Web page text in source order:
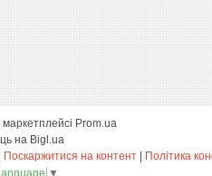
Prom.ua
на Bigl.ua
Поскаржитися на контент
Політика
▼